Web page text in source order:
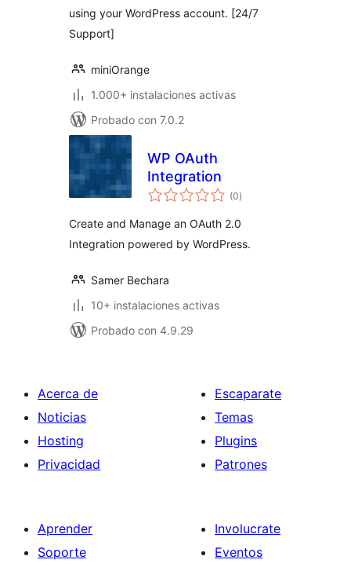
using your WordPress account. [24/7
Support]
miniOrange
1.000+ instalaciones activas
Probado con 7.0.2
WP OAuth
Integration
(0total
de
)
Create and Manage an OAuth 2.0
Integration powered by WordPress.
Samer Bechara
10+ instalaciones activas
Probado con 4.9.29
Acerca de
Noticias
Hosting
Privacidad
Escaparate
Temas
Plugins
Patrones
Aprender
Soporte
Involucrate
Eventos